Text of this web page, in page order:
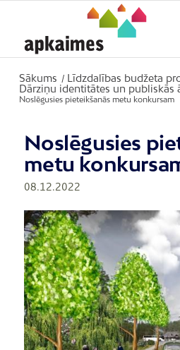
Sākums / Līdzdalības budžeta
Dārziņu identitātes un publiskās
Noslēgusies pieteikšanās metu konkursam
Noslēgusies
metu
08.12.2022